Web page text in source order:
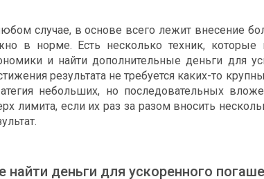
случае, в основе всего лежит внесение
в норме. Есть несколько техник, которые
и найти дополнительные деньги для
результата не требуется каких-то
небольших, но последовательных
лимита, если их раз за разом вносить
найти деньги для ускоренного